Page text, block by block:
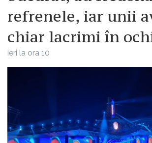
refrenele, iar unii
chiar lacrimi în
ieri la ora 10